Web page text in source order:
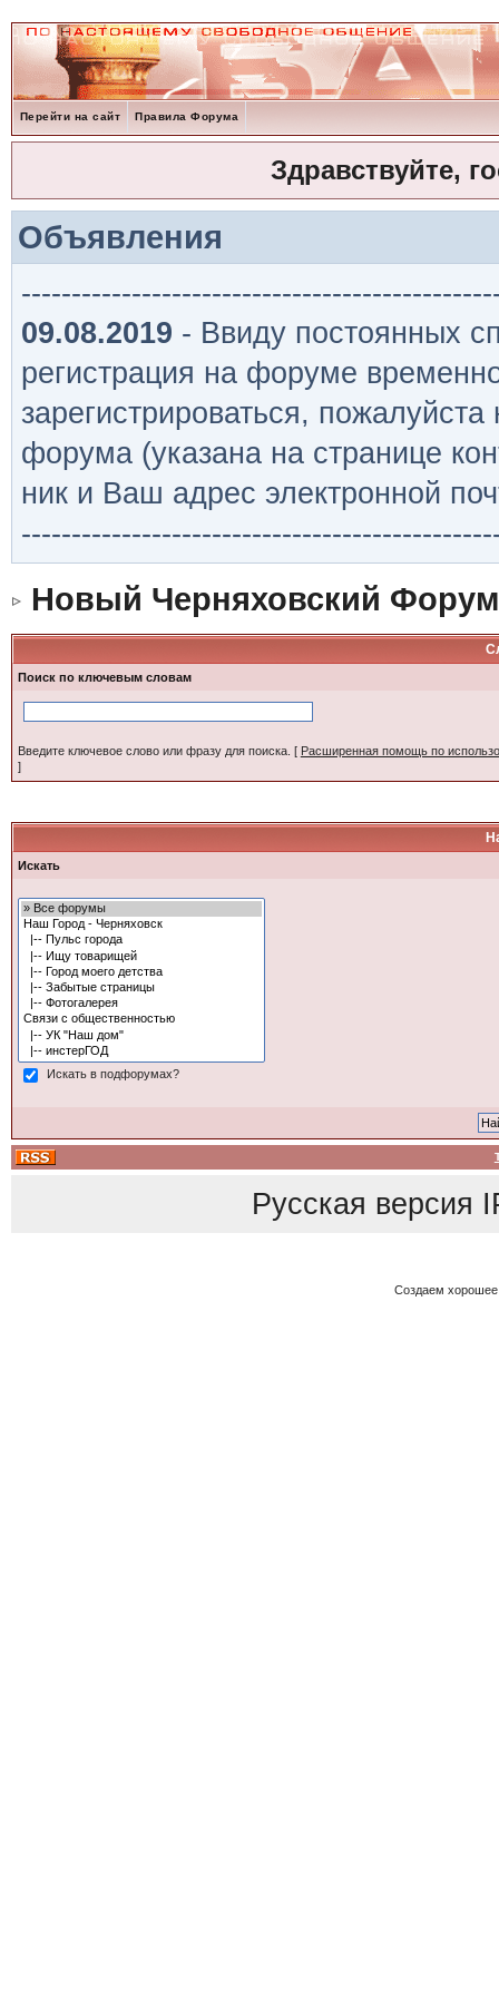
Перейти на сайт Правила Форума
Здравствуйте,
Объявления
09.08.2019 - Ввиду постоянных
регистрация на форуме
зарегистрироваться,
форума (указана на странице
ник и Ваш адрес электронной
Новый Черняховский Форум
Поиск по ключевым словам
Введите ключевое слово или фразу для поиска. [ Расширенная помощь по
]
Искать
Искать в подфорумах?
Русская версия
Создаем